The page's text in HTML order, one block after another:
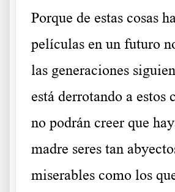
Porque de estas cosas
películas en un futuro
las generaciones
está derrotando a estos
no podrán creer que
madre seres tan
miserables como los